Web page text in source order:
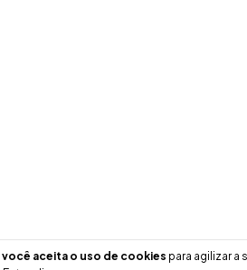
você aceita o uso de cookies para agilizar a